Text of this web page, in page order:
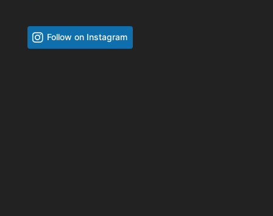
Follow on Instagram